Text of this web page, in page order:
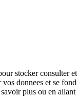
stocker consulter
donnees et se
plus ou en